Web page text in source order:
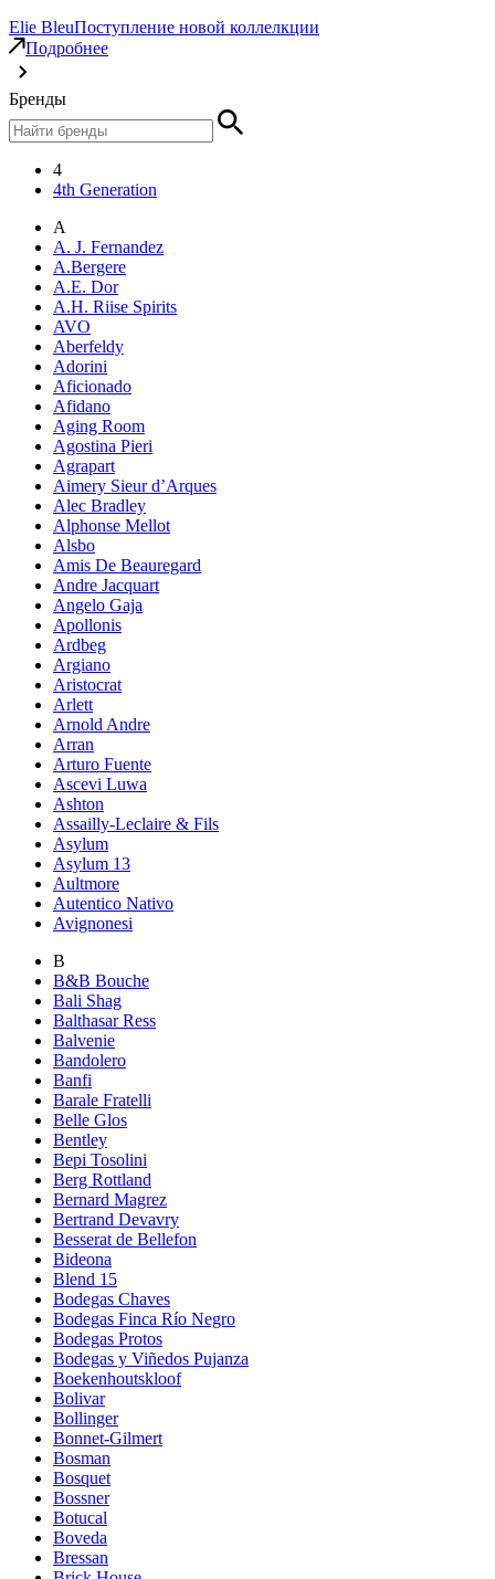
Elie BleuПоступление новой коллелкции
Подробнее
Бренды
4
4th Generation
A
A. J. Fernandez
A.Bergere
A.E. Dor
A.H. Riise Spirits
AVO
Aberfeldy
Adorini
Aficionado
Afidano
Aging Room
Agostina Pieri
Agrapart
Aimery Sieur d’Arques
Alec Bradley
Alphonse Mellot
Alsbo
Amis De Beauregard
Andre Jacquart
Angelo Gaja
Apollonis
Ardbeg
Argiano
Aristocrat
Arlett
Arnold Andre
Arran
Arturo Fuente
Ascevi Luwa
Ashton
Assailly-Leclaire & Fils
Asylum
Asylum 13
Aultmore
Autentico Nativo
Avignonesi
B
B&B Bouche
Bali Shag
Balthasar Ress
Balvenie
Bandolero
Banfi
Barale Fratelli
Belle Glos
Bentley
Bepi Tosolini
Berg Rottland
Bernard Magrez
Bertrand Devavry
Besserat de Bellefon
Bideona
Blend 15
Bodegas Chaves
Bodegas Finca Río Negro
Bodegas Protos
Bodegas y Viñedos Pujanza
Boekenhoutskloof
Bolivar
Bollinger
Bonnet-Gilmert
Bosman
Bosquet
Bossner
Botucal
Boveda
Bressan